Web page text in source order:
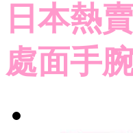
日本熱
處面手